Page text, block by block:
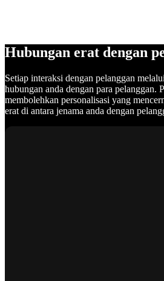
Hubungan erat dengan
Setiap interaksi dengan pelanggan
hubungan anda dengan para pelanggan.
membolehkan personalisasi yang
erat di antara jenama anda dengan